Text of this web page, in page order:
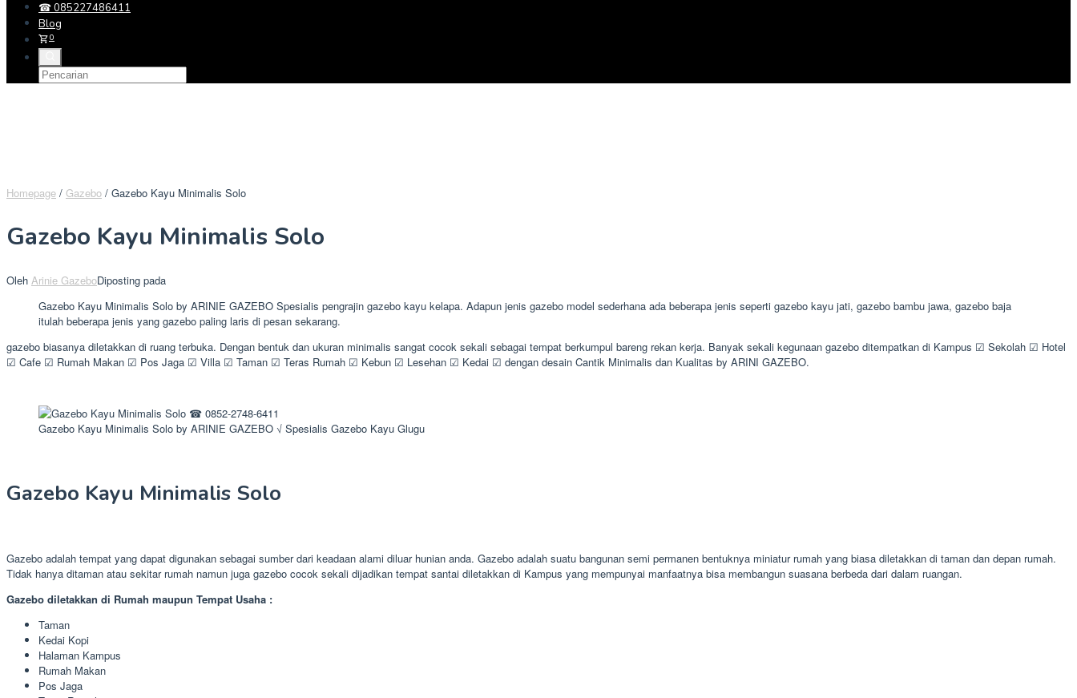
☎ 085227486411
Blog
0
Homepage / Gazebo / Gazebo Kayu Minimalis Solo
Gazebo Kayu Minimalis Solo
Oleh Arinie GazeboDiposting pada
Gazebo Kayu Minimalis Solo by ARINIE GAZEBO Spesialis pengrajin gazebo kayu kelapa. Adapun jenis gazebo model sederhana ada beberapa jenis seperti gazebo kayu jati, gazebo bambu jawa, gazebo baja
itulah beberapa jenis yang gazebo paling laris di pesan sekarang.
gazebo biasanya diletakkan di ruang terbuka. Dengan bentuk dan ukuran minimalis sangat cocok sekali sebagai tempat berkumpul bareng rekan kerja. Banyak sekali kegunaan gazebo ditempatkan di Kampus ☑ Sekolah ☑ Hotel
☑ Cafe ☑ Rumah Makan ☑ Pos Jaga ☑ Villa ☑ Taman ☑ Teras Rumah ☑ Kebun ☑ Lesehan ☑ Kedai ☑ dengan desain Cantik Minimalis dan Kualitas by ARINI GAZEBO.
Gazebo Kayu Minimalis Solo by ARINIE GAZEBO √ Spesialis Gazebo Kayu Glugu
Gazebo Kayu Minimalis Solo
Gazebo adalah tempat yang dapat digunakan sebagai sumber dari keadaan alami diluar hunian anda. Gazebo adalah suatu bangunan semi permanen bentuknya miniatur rumah yang biasa diletakkan di taman dan depan rumah.
Tidak hanya ditaman atau sekitar rumah namun juga gazebo cocok sekali dijadikan tempat santai diletakkan di Kampus yang mempunyai manfaatnya bisa membangun suasana berbeda dari dalam ruangan.
Gazebo diletakkan di Rumah maupun Tempat Usaha :
Taman
Kedai Kopi
Halaman Kampus
Rumah Makan
Pos Jaga